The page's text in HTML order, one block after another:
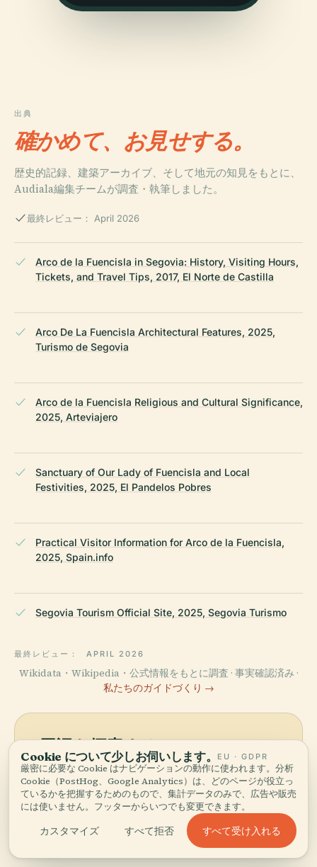
出典
確かめて、お見せする。
歴史的記録、建築アーカイブ、そして地元の知見をもとに、
Audiala編集チームが調査・執筆しました。
最終レビュー： April 2026
Arco de la Fuencisla in Segovia: History, Visiting Hours,
Tickets, and Travel Tips, 2017, El Norte de Castilla
Arco De La Fuencisla Architectural Features, 2025,
Turismo de Segovia
Arco de la Fuencisla Religious and Cultural Significance,
2025, Arteviajero
Sanctuary of Our Lady of Fuencisla and Local
Festivities, 2025, El Pandelos Pobres
Practical Visitor Information for Arco de la Fuencisla,
2025, Spain.info
Segovia Tourism Official Site, 2025, Segovia Turismo
最終レビュー： APRIL 2026
Wikidata・Wikipedia・公式情報をもとに調査 · 事実確認済み ·
私たちのガイドづくり →
周辺を探索する
Arco De La Fuencislaを地図
で見て、近くに何があるか発
見しましょう。
地図を見る
Cookie について少しお伺いします。 EU · GDPR
厳密に必要な Cookie はナビゲーションの動作に使われます。分析
Cookie（PostHog、Google Analytics）は、どのページが役立っ
ているかを把握するためのもので、集計データのみで、広告や販売
には使いません。フッターからいつでも変更できます。
カスタマイズ すべて拒否 すべて受け入れる